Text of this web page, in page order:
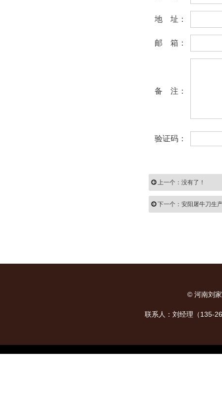
地 址：
邮 箱：
备 注：
验证码：
上一个：没有了！
下一个：安阳屠牛刀生
© 河南刘
联系人：刘经理（135-